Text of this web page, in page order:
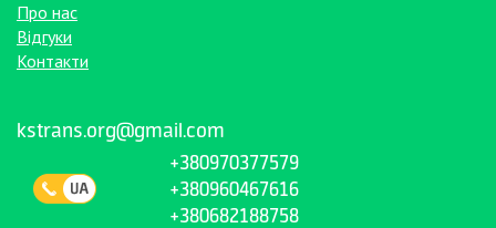
Про нас
Відгуки
Контакти
kstrans.org@gmail.com
+380970377579
+380960467616
+380682188758